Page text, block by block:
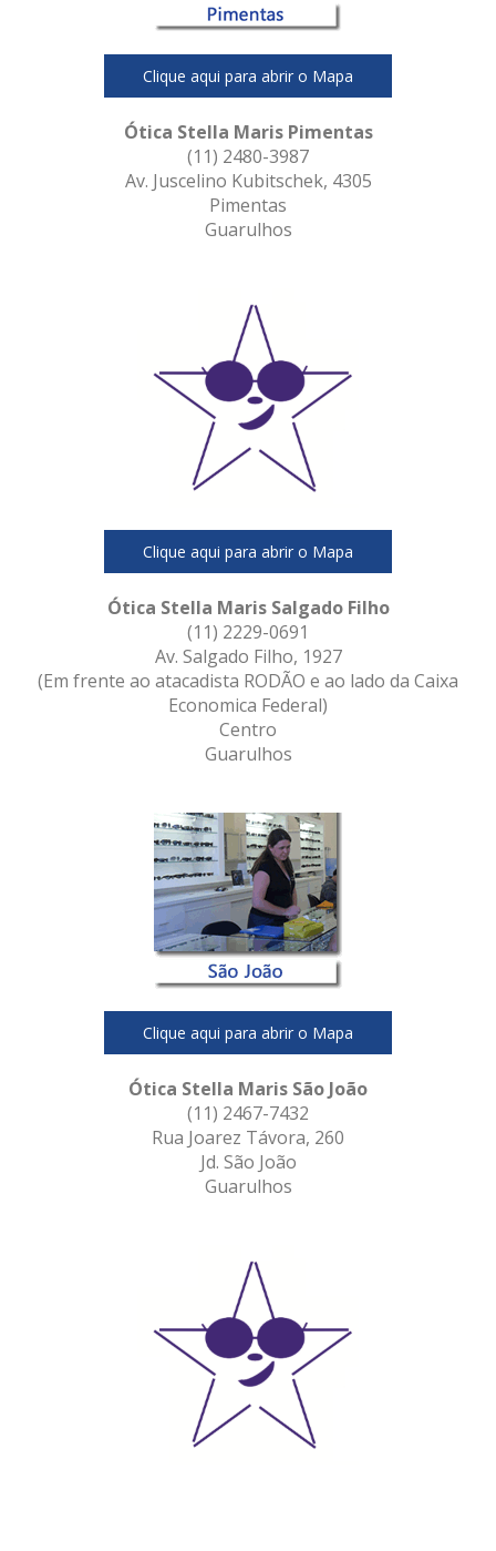
Clique aqui para abrir o Mapa
Ótica Stella Maris Pimentas
(11) 2480-3987
Av. Juscelino Kubitschek, 4305
Pimentas
Guarulhos
Clique aqui para abrir o Mapa
Ótica Stella Maris Salgado Filho
(11) 2229-0691
Av. Salgado Filho, 1927
(Em frente ao atacadista RODÃO e ao lado da Caixa
Economica Federal)
Centro
Guarulhos
Clique aqui para abrir o Mapa
Ótica Stella Maris São João
(11) 2467-7432
Rua Joarez Távora, 260
Jd. São João
Guarulhos